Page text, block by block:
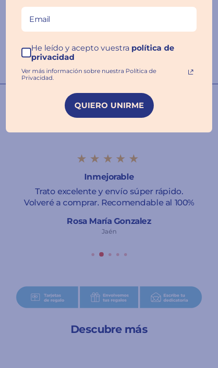
reseña
Nuestras familias hablan por
nosotros ❤️
★★★★★
Inmejorable
Trato excelente y envío súper rápido.
Volveré a comprar. Recomendable al 100%
Rosa María Gonzalez
Jaén
Descubre más
He leído y acepto vuestra política de
privacidad
Ver más información sobre nuestra Política de
Privacidad.
QUIERO UNIRME